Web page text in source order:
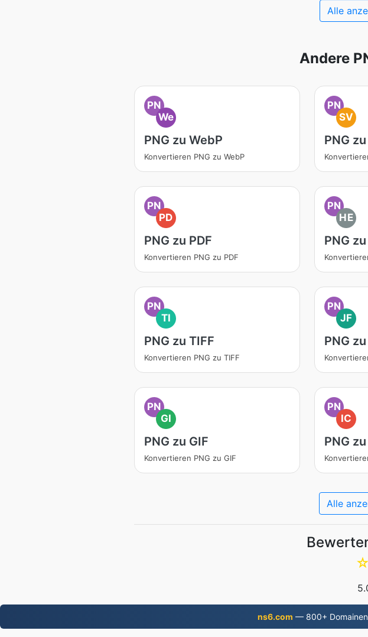
Alle
Andere
PN
We
PNG zu WebP
Konvertieren PNG zu WebP
PN
SV
PNG
PN
PD
PNG zu PDF
Konvertieren PNG zu PDF
PN
HE
PNG
PN
TI
PNG zu TIFF
Konvertieren PNG zu TIFF
PN
JF
PNG
PN
GI
PNG zu GIF
Konvertieren PNG zu GIF
PN
IC
PNG
Alle
☆
ns6.com — 800+